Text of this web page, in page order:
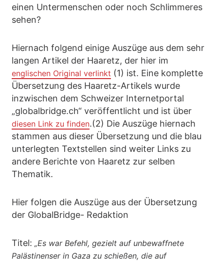
einen Untermenschen oder noch Schlimmeres
sehen?
Hiernach folgend einige Auszüge aus dem sehr
langen Artikel der Haaretz, der hier im
englischen Original verlinkt (1) ist. Eine komplette
Übersetzung des Haaretz-Artikels wurde
inzwischen dem Schweizer Internetportal
„globalbridge.ch“ veröffentlicht und ist über
diesen Link zu finden.(2) Die Auszüge hiernach
stammen aus dieser Übersetzung und die blau
unterlegten Textstellen sind weiter Links zu
andere Berichte von Haaretz zur selben
Thematik.
Hier folgen die Auszüge aus der Übersetzung
der GlobalBridge- Redaktion
Titel: „Es war Befehl, gezielt auf unbewaffnete
Palästinenser in Gaza zu schießen, die auf